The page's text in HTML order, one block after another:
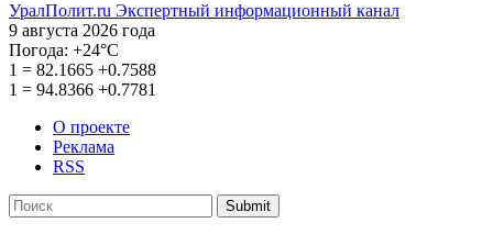
УралПолит.ru Экспертный информационный канал
9 августа 2026 года
Погода: +24°С
1 = 82.1665 +0.7588
1 = 94.8366 +0.7781
О проекте
Реклама
RSS
Submit